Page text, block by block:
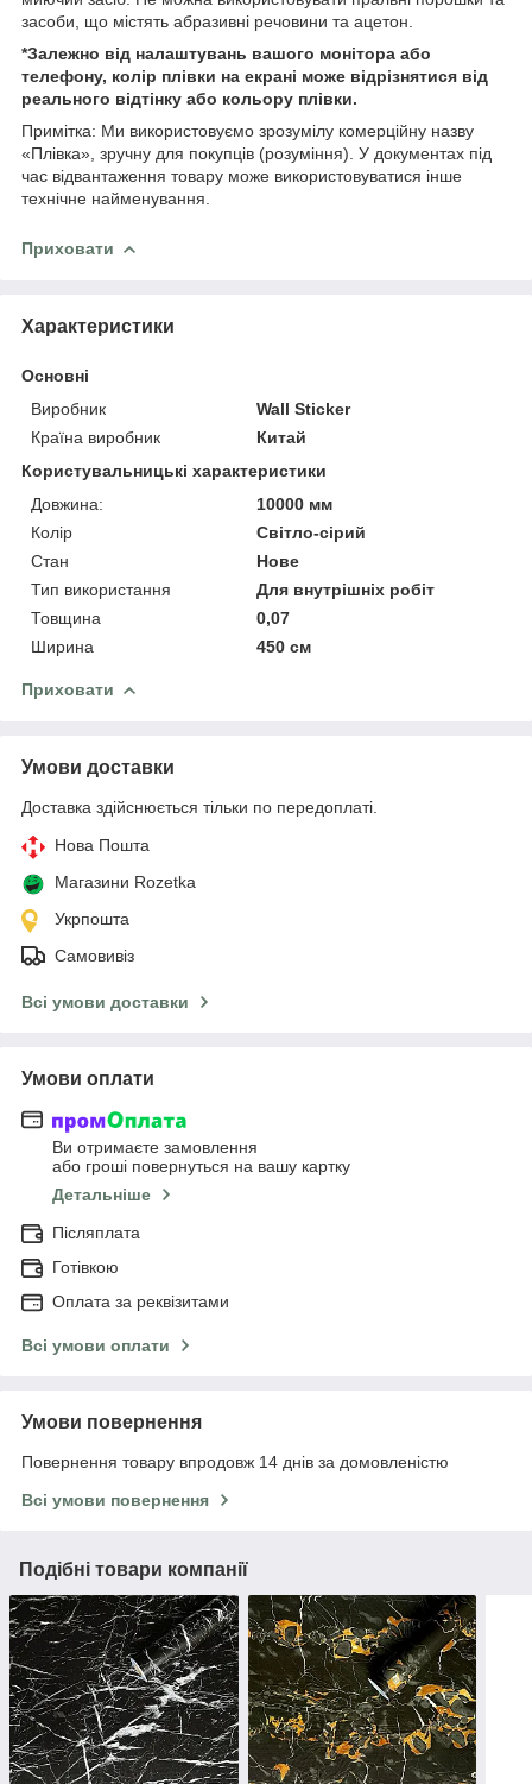
засоби, що містять абразивні речовини та ацетон.
*Залежно від налаштувань вашого монітора або
телефону, колір плівки на екрані може відрізнятися від
реального відтінку або кольору плівки.
Примітка: Ми використовуємо зрозумілу комерційну назву
«Плівка», зручну для покупців (розуміння). У документах під
час відвантаження товару може використовуватися інше
технічне найменування.
Приховати
Характеристики
Основні
Виробник
Wall Sticker
Країна виробник
Китай
Користувальницькі характеристики
Довжина:
10000 мм
Колір
Світло-сірий
Стан
Нове
Тип використання
Для внутрішніх робіт
Товщина
0,07
Ширина
450 см
Приховати
Умови доставки
Доставка здійснюється тільки по передоплаті.
Нова Пошта
Магазини Rozetka
Укрпошта
Самовивіз
Всі умови доставки
Умови оплати
Ви отримаєте замовлення
або гроші повернуться на вашу картку
Детальніше
Післяплата
Готівкою
Оплата за реквізитами
Всі умови оплати
Умови повернення
Повернення товару впродовж 14 днів за домовленістю
Всі умови повернення
Подібні товари компанії